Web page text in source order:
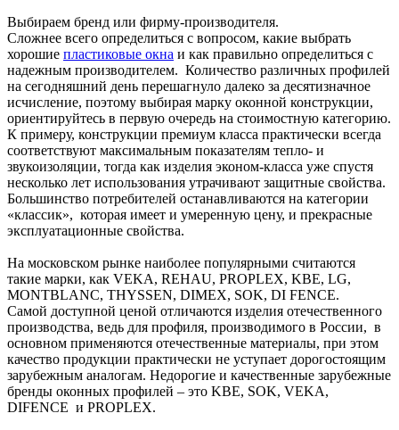
Выбираем бренд или фирму-производителя.
Сложнее всего определиться с вопросом, какие выбрать
хорошие пластиковые окна и как правильно определиться с
надежным производителем. Количество различных профилей
на сегодняшний день перешагнуло далеко за десятизначное
исчисление, поэтому выбирая марку оконной конструкции,
ориентируйтесь в первую очередь на стоимостную категорию.
К примеру, конструкции премиум класса практически всегда
соответствуют максимальным показателям тепло- и
звукоизоляции, тогда как изделия эконом-класса уже спустя
несколько лет использования утрачивают защитные свойства.
Большинство потребителей останавливаются на категории
«классик», которая имеет и умеренную цену, и прекрасные
эксплуатационные свойства.
На московском рынке наиболее популярными считаются
такие марки, как VEKA, REHAU, PROPLEX, KBE, LG,
MONTBLANC, THYSSEN, DIMEX, SOK, DI FENCE.
Самой доступной ценой отличаются изделия отечественного
производства, ведь для профиля, производимого в России, в
основном применяются отечественные материалы, при этом
качество продукции практически не уступает дорогостоящим
зарубежным аналогам. Недорогие и качественные зарубежные
бренды оконных профилей – это KBE, SOK, VEKA,
DIFENCE и PROPLEX.